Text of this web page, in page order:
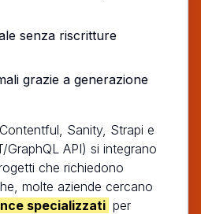
senza riscritture
grazie a generazione
Sanity, Strapi e
GraphQL API) si integrano
che richiedono
molte aziende cercano
specializzati per